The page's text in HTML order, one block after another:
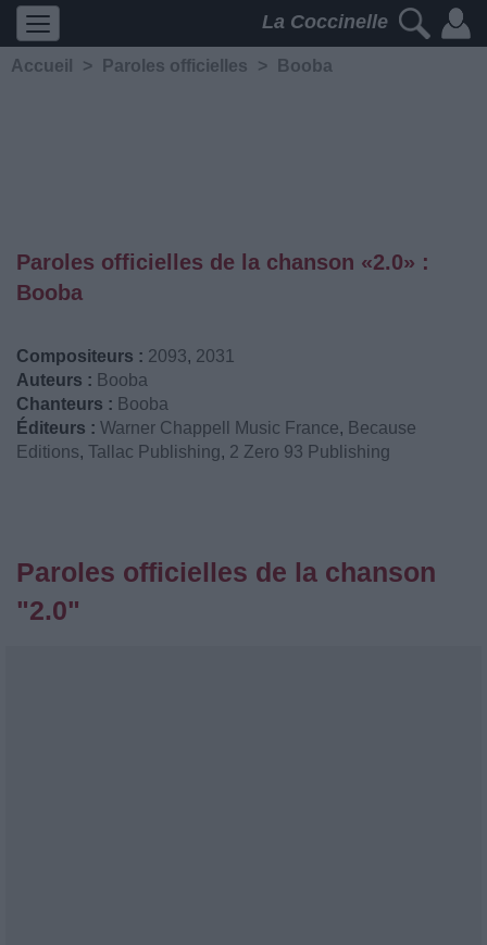
La Coccinelle
Accueil > Paroles officielles > Booba
Paroles officielles de la chanson «2.0» :
Booba
Compositeurs : 2093, 2031
Auteurs : Booba
Chanteurs : Booba
Éditeurs : Warner Chappell Music France, Because
Editions, Tallac Publishing, 2 Zero 93 Publishing
Paroles officielles de la chanson
"2.0"